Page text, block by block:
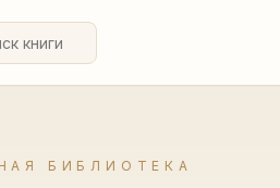
БИБЛИОТЕКА